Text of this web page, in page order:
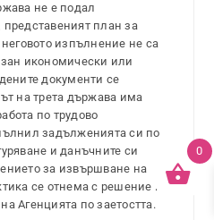
не е подал
план за
изпълнение не са
икономически или
документи се
на трета държава има
по трудово
задълженията си по
и данъчните си
за извършване на
се отнема с решение на
Агенцията по заетостта.
0